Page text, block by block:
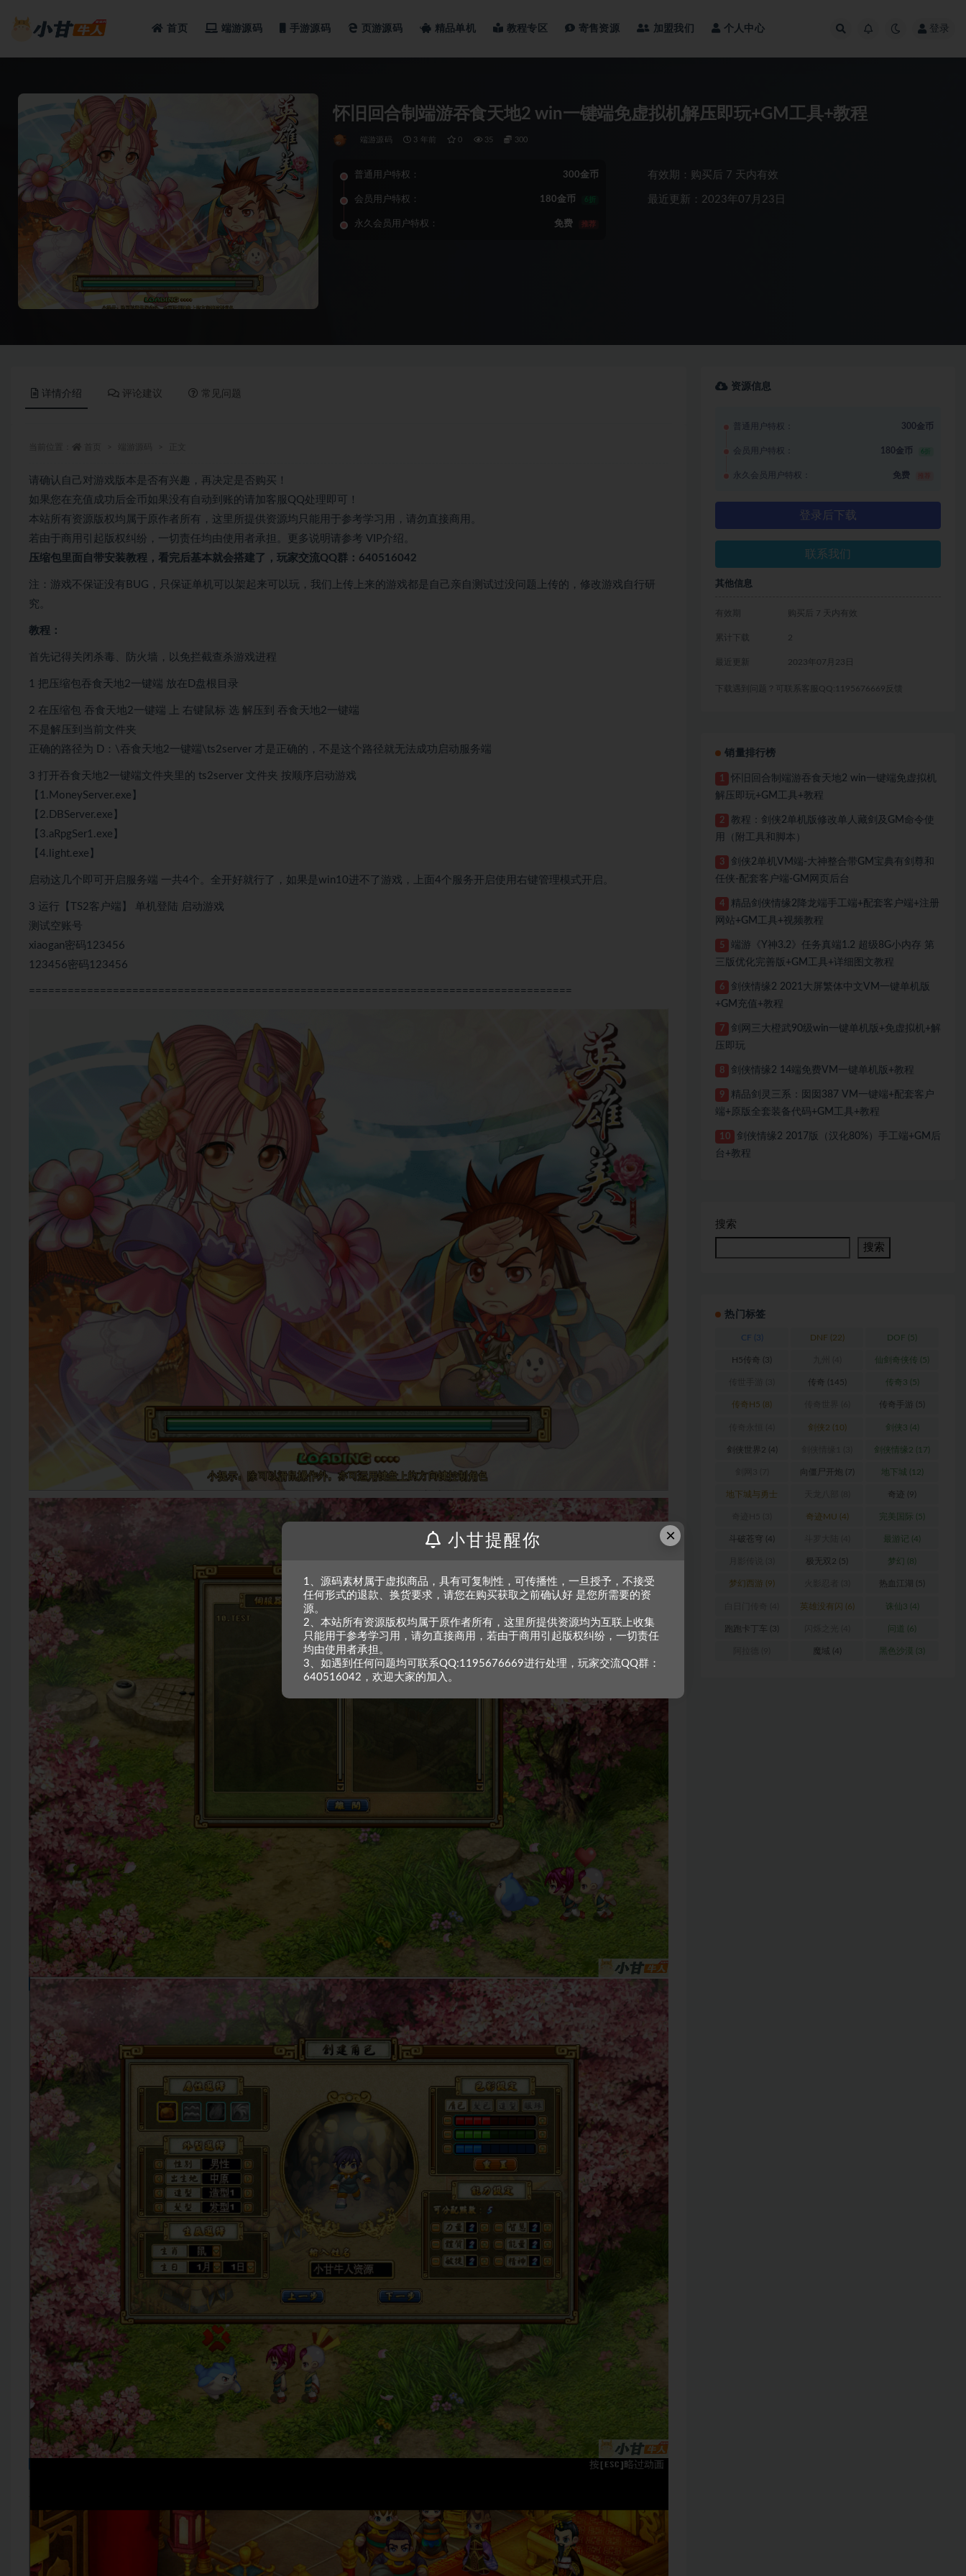
首页 端游源码 手游源码 页游源码 精品单机 教程专区 寄售资源 加盟我们 个人中心 登录
怀旧回合制端游吞食天地2 win一键端免虚拟机解压即玩+GM工具+教程
端游源码 3 年前 0 35 300
普通用户特权： 300金币
会员用户特权： 180金币 6折
永久会员用户特权： 免费 推荐
有效期：购买后 7 天内有效
最近更新：2023年07月23日
详情介绍 评论建议 常见问题
请确认自己对游戏版本是否有兴趣，再决定是否购买！
如果您在充值成功后金币如果没有自动到账的请加客服QQ处理即可！
本站所有资源版权均属于原作者所有，这里所提供资源均只能用于参考学习用，请勿直接商用。
若由于商用引起版权纠纷，一切责任均由使用者承担。更多说明请参考 VIP介绍。
压缩包里面自带安装教程，看完后基本就会搭建了，玩家交流QQ群：640516042
注：游戏不保证没有BUG，只保证单机可以架起来可以玩，我们上传上来的游戏都是自己亲自测试过没问题上传的，修改游戏自行研
究。
教程：
首先记得关闭杀毒、防火墙，以免拦截查杀游戏进程
1 把压缩包吞食天地2一键端 放在D盘根目录
2 在压缩包 吞食天地2一键端 上 右键鼠标 选 解压到 吞食天地2一键端
不是解压到当前文件夹
正确的路径为 D：\吞食天地2一键端\ts2server 才是正确的，不是这个路径就无法成功启动服务端
3 打开吞食天地2一键端文件夹里的 ts2server 文件夹 按顺序启动游戏
【1.MoneyServer.exe】
【2.DBServer.exe】
【3.aRpgSer1.exe】
【4.light.exe】
启动这几个即可开启服务端 一共4个。全开好就行了，如果是win10进不了游戏，上面4个服务开启使用右键管理模式开启。
3 运行【TS2客户端】 单机登陆 启动游戏
测试空账号
xiaogan密码123456
123456密码123456
====================================================================================
资源信息
普通用户特权： 300金币
会员用户特权： 180金币 6折
永久会员用户特权： 免费
登录后下载
联系我们
其他信息
有效期 购买后 7 天内有效
累计下载 2
最近更新 2023年07月23日
下载遇到问题？可联系客服QQ:1195676669反馈
销量排行榜
1
怀旧回合制端游吞食天地2 win一键端免虚拟机
解压即玩+GM工具+教程
2
教程：剑侠2单机版修改单人藏剑及GM命令使
用（附工具和脚本）
3
剑侠2单机VM端-大神整合带GM宝典有剑尊和
任侠-配套客户端-GM网页后台
4
精品剑侠情缘2降龙端手工端+配套客户端+注册
网站+GM工具+视频教程
5
端游《Y神3.2》任务真端1.2 超级8G小内存 第
三版优化完善版+GM工具+详细图文教程
6
剑侠情缘2 2021大屏繁体中文VM一键单机版
+GM充值+教程
7
剑网三大橙武90级win一键单机版+免虚拟机+解
压即玩
8 剑侠情缘2 14端免费VM一键单机版+教程
9
精品剑灵三系：囡囡387 VM一键端+配套客户
端+原版全套装备代码+GM工具+教程
10
剑侠情缘2 2017版（汉化80%）手工端+GM后
台+教程
搜索
搜索
热门标签
CF (3) DNF (22) DOF (5)
H5传奇 (3) 仙剑奇侠传 (5)
传奇 (145) 传奇3 (5)
传奇H5 (8) 传奇手游 (5)
剑侠2 (10) 剑侠3 (4)
剑侠世界2 (4) 剑侠情缘2 (17)
向僵尸开炮 (7) 地下城 (12)
地下城与勇士 奇迹 (9)
奇迹MU (4) 完美国际 (5)
斗破苍穹 (4) 最游记 (4)
极无双2 (5) 梦幻 (8)
梦幻西游 (9) 热血江湖 (5)
英雄没有闪 (6) 诛仙3 (4)
跑跑卡丁车 (3) 问道 (6)
魔域 (4) 黑色沙漠 (3)
×
小甘提醒你
1、源码素材属于虚拟商品，具有可复制性，可传播性，一旦授予，不接受
任何形式的退款、换货要求，请您在购买获取之前确认好 是您所需要的资
源。
2、本站所有资源版权均属于原作者所有，这里所提供资源均为互联上收集
只能用于参考学习用，请勿直接商用，若由于商用引起版权纠纷，一切责任
均由使用者承担。
3、如遇到任何问题均可联系QQ:1195676669进行处理，玩家交流QQ群：
640516042，欢迎大家的加入。